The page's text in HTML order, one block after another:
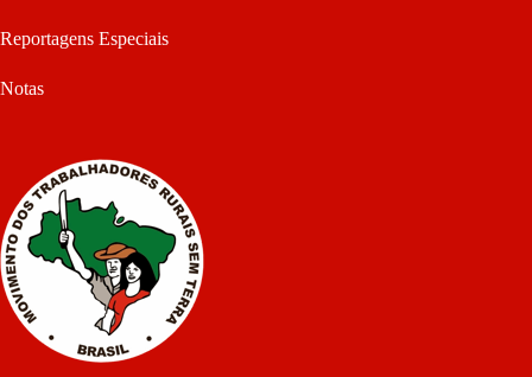
Reportagens Especiais
Notas